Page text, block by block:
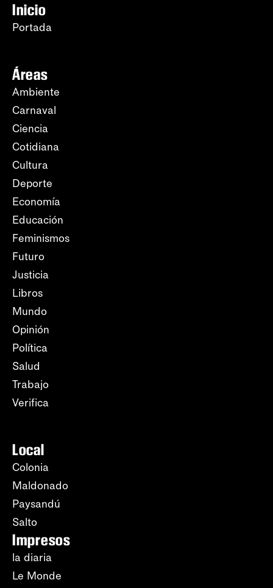
Inicio
Portada
Áreas
Ambiente
Carnaval
Ciencia
Cotidiana
Cultura
Deporte
Economía
Educación
Feminismos
Futuro
Justicia
Libros
Mundo
Opinión
Política
Salud
Trabajo
Verifica
Local
Colonia
Maldonado
Paysandú
Salto
Impresos
la diaria
Le Monde